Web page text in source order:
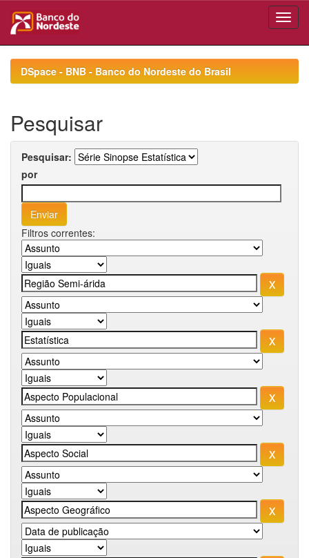
navigationDSpace - BNB - Banco do Nordeste do Brasil
Pesquisar
Pesquisar:
por
Filtros correntes: